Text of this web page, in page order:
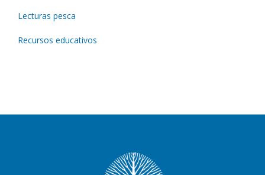
Lecturas pesca
Recursos educativos